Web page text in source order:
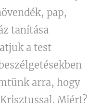
pap,
tanítása
a test
arra, hogy
Miért?